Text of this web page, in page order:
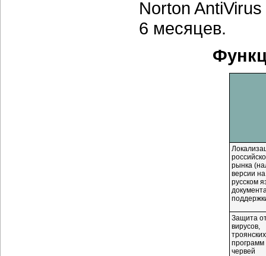
Norton
6 месяцев.
рынка
версии на
русском
Защита
вирусов,
троянских
программ
червей